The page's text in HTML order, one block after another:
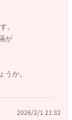
。
が
か。
2026/2/1 21:32